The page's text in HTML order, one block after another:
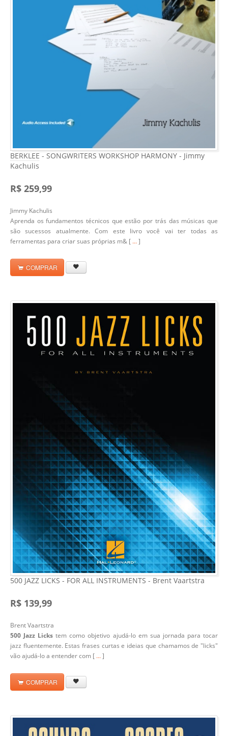
BERKLEE - SONGWRITERS WORKSHOP HARMONY - Jimmy
Kachulis
R$ 259,99
Jimmy Kachulis
Aprenda os fundamentos técnicos que estão por trás das músicas que
são sucessos atualmente. Com este livro você vai ter todas as
ferramentas para criar suas próprias m& [ ...]
COMPRAR
500 JAZZ LICKS - FOR ALL INSTRUMENTS - Brent Vaartstra
R$ 139,99
Brent Vaartstra
500 Jazz Licks tem como objetivo ajudá-lo em sua jornada para tocar
jazz fluentemente. Estas frases curtas e ideias que chamamos de "licks"
vão ajudá-lo a entender com [ ...]
COMPRAR